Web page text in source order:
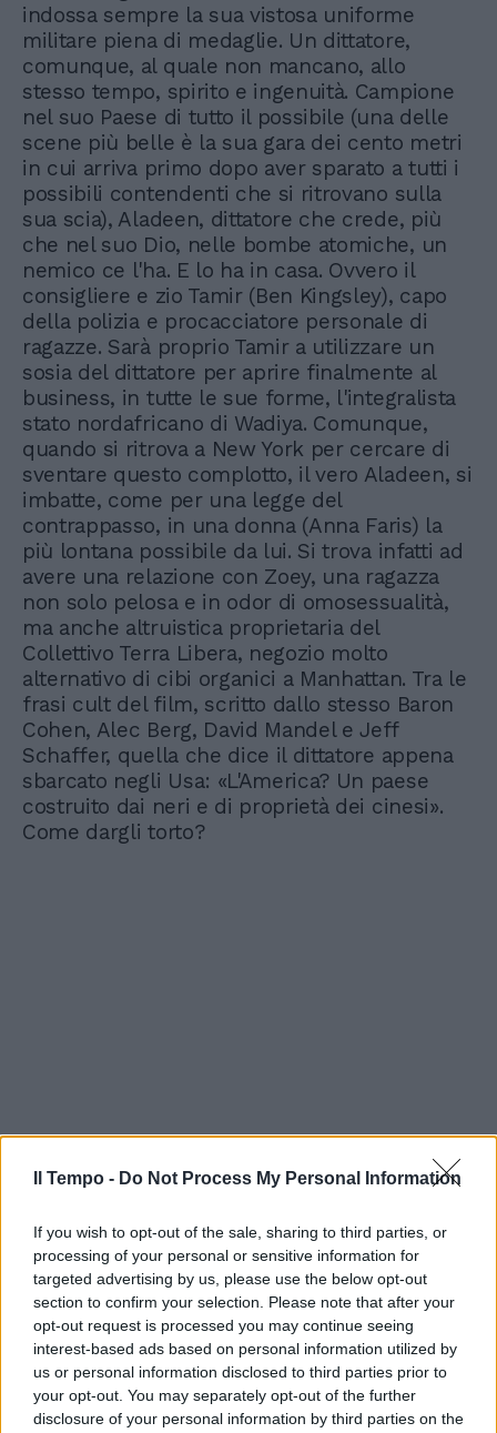
Il Tempo - Do Not Process My Personal Information
If you wish to opt-out of the sale, sharing to third parties, or
processing of your personal or sensitive information for
targeted advertising by us, please use the below opt-out
section to confirm your selection. Please note that after your
opt-out request is processed you may continue seeing
interest-based ads based on personal information utilized by
us or personal information disclosed to third parties prior to
your opt-out. You may separately opt-out of the further
disclosure of your personal information by third parties on the
indossa sempre la sua vistosa uniforme
militare piena di medaglie. Un dittatore,
comunque, al quale non mancano, allo
stesso tempo, spirito e ingenuità. Campione
nel suo Paese di tutto il possibile (una delle
scene più belle è la sua gara dei cento metri
in cui arriva primo dopo aver sparato a tutti i
possibili contendenti che si ritrovano sulla
sua scia), Aladeen, dittatore che crede, più
che nel suo Dio, nelle bombe atomiche, un
nemico ce l'ha. E lo ha in casa. Ovvero il
consigliere e zio Tamir (Ben Kingsley), capo
della polizia e procacciatore personale di
ragazze. Sarà proprio Tamir a utilizzare un
sosia del dittatore per aprire finalmente al
business, in tutte le sue forme, l'integralista
stato nordafricano di Wadiya. Comunque,
quando si ritrova a New York per cercare di
sventare questo complotto, il vero Aladeen, si
imbatte, come per una legge del
contrappasso, in una donna (Anna Faris) la
più lontana possibile da lui. Si trova infatti ad
avere una relazione con Zoey, una ragazza
non solo pelosa e in odor di omosessualità,
ma anche altruistica proprietaria del
Collettivo Terra Libera, negozio molto
alternativo di cibi organici a Manhattan. Tra le
frasi cult del film, scritto dallo stesso Baron
Cohen, Alec Berg, David Mandel e Jeff
Schaffer, quella che dice il dittatore appena
sbarcato negli Usa: «L'America? Un paese
costruito dai neri e di proprietà dei cinesi».
Come dargli torto?